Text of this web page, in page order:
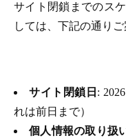
サイト閉鎖までのス
しては、下記の通りご
サイト閉鎖日 :
れは前日まで）
個人情報の取り扱